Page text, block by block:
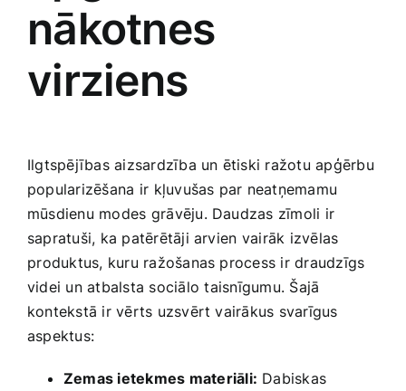
nākotnes
virziens
Ilgtspējības aizsardzība un ‍ētiski ražotu apģērbu
popularizēšana ⁤ir kļuvušas par neatņemamu
‌mūsdienu modes ⁢grāvēju. Daudzas ‌zīmoli ir
sapratuši, ka patērētāji arvien⁣ vairāk izvēlas
⁤produktus, kuru ražošanas process ir draudzīgs
videi un atbalsta sociālo ⁢taisnīgumu. Šajā
kontekstā ir vērts uzsvērt vairākus svarīgus ​
aspektus:
Zemas ietekmes materiāli: Dabiskas